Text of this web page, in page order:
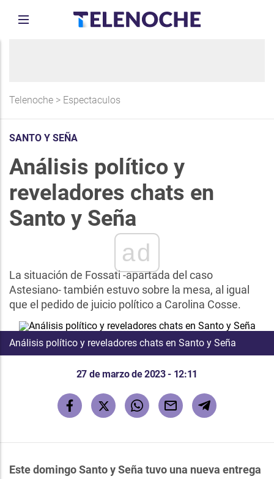
Telenoche > Espectaculos
SANTO Y SEÑA
Análisis político y
reveladores chats en
Santo y Seña
ad
La situación de Fossati -apartada del caso
Astesiano- también estuvo sobre la mesa, al igual
que el pedido de juicio político a Carolina Cosse.
Análisis político y reveladores chats en Santo y Seña
27 de marzo de 2023 - 12:11
Este domingo Santo y Seña tuvo una nueva entrega